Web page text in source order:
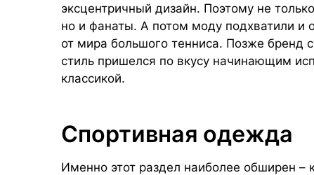
эксцентричный дизайн. Поэтому не
но и фанаты. А потом моду подхватили и
от мира большого тенниса. Позже бренд
стиль пришелся по вкусу начинающим
классикой.
Спортивная одежда
Именно этот раздел наиболее обширен